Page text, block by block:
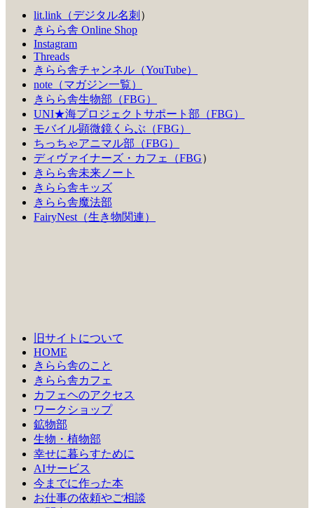
lit.link（デジタル名刺 ）
きらら舎 Online Shop
Instagram
Threads
きらら舎チャンネル（YouTube）
note（マガジン一覧）
きらら舎生物部（FBG）
UNI★海プロジェクトサポート部（FBG）
モバイル顕微鏡くらぶ（FBG）
ちっちゃアニマル部（FBG）
ディヴァイナーズ・カフェ（FBG）
きらら舎未来ノート
きらら舎キッズ
きらら舎魔法部
FairyNest（生き物関連）
旧サイトについて
HOME
きらら舎のこと
きらら舎カフェ
カフェヘのアクセス
ワークショップ
鉱物部
生物・植物部
幸せに暮らすために
AIサービス
今までに作った本
お仕事の依頼やご相談